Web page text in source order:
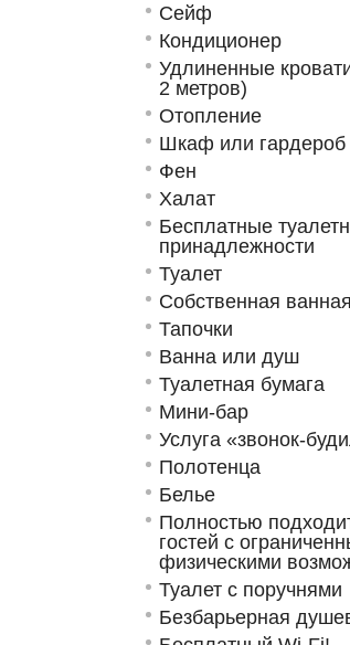
Сейф
Кондиционер
Удлиненные
2 метров)
Отопление
Шкаф или гардероб
Фен
Халат
Бесплатные
принадлежности
Туалет
Собственная
Тапочки
Ванна или душ
Туалетная бумага
Мини-бар
Услуга «звонок-
Полотенца
Белье
Полностью
гостей с
физическими
Туалет с поручнями
Безбарьерная